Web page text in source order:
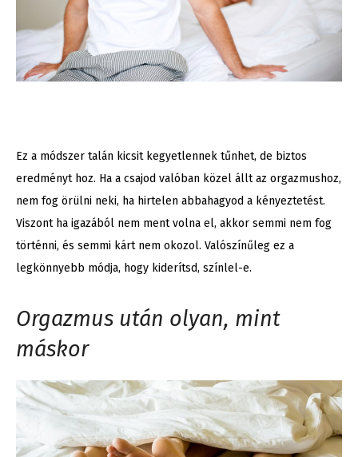
Ez a módszer talán kicsit kegyetlennek tűnhet, de biztos
eredményt hoz. Ha a csajod valóban közel állt az orgazmushoz,
nem fog örülni neki, ha hirtelen abbahagyod a kényeztetést.
Viszont ha igazából nem ment volna el, akkor semmi nem fog
történni, és semmi kárt nem okozol. Valószínűleg ez a
legkönnyebb módja, hogy kiderítsd, színlel-e.
Orgazmus után olyan, mint
máskor